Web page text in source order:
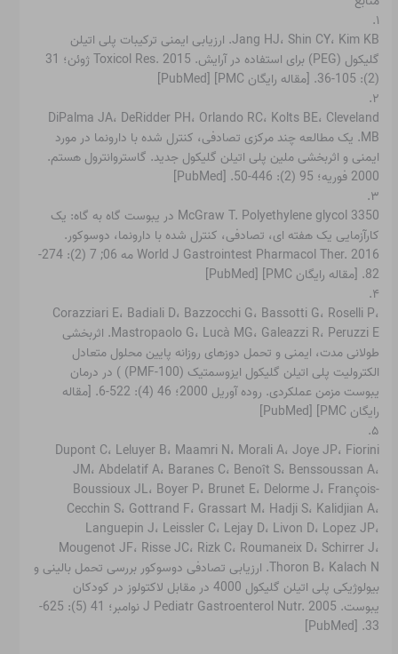
۱.
Jang HJ، Shin CY، Kim KB. ارزیابی ایمنی ترکیبات پلی اتیلن
گلیکول (PEG) برای استفاده در آرایش. Toxicol Res. 2015 ژوئن؛ 31
(2): 105-36. [مقاله رایگان PMC] [PubMed]
۲.
DiPalma JA، DeRidder PH، Orlando RC، Kolts BE، Cleveland
MB. یک مطالعه چند مرکزی تصادفی، کنترل شده با دارونما در مورد
ایمنی و اثربخشی ملین پلی اتیلن گلیکول جدید. گاستروانترول هستم.
2000 فوریه؛ 95 (2): 446-50. [PubMed]
۳.
McGraw T. Polyethylene glycol 3350 در یبوست گاه به گاه: یک
کارآزمایی یک هفته ای، تصادفی، کنترل شده با دارونما، دوسوکور.
World J Gastrointest Pharmacol Ther. 2016 مه 06; 7 (2): 274-
82. [مقاله رایگان PMC] [PubMed]
۴.
Corazziari E، Badiali D، Bazzocchi G، Bassotti G، Roselli P،
Mastropaolo G، Lucà MG، Galeazzi R، Peruzzi E. اثربخشی
طولانی مدت، ایمنی و تحمل دوزهای روزانه پایین محلول متعادل
الکترولیت پلی اتیلن گلیکول ایزوسمتیک (PMF-100) ) در درمان
یبوست مزمن عملکردی. روده آوریل 2000؛ 46 (4): 522-6. [مقاله
رایگان PMC] [PubMed]
۵.
Dupont C، Leluyer B، Maamri N، Morali A، Joye JP، Fiorini
JM، Abdelatif A، Baranes C، Benoît S، Benssoussan A،
Boussioux JL، Boyer P، Brunet E، Delorme J، François-
Cecchin S، Gottrand F، Grassart M، Hadji S، Kalidjian A،
Languepin J، Leissler C، Lejay D، Livon D، Lopez JP،
Mougenot JF، Risse JC، Rizk C، Roumaneix D، Schirrer J،
Thoron B، Kalach N. ارزیابی تصادفی دوسوکور بررسی تحمل بالینی و
بیولوژیکی پلی اتیلن گلیکول 4000 در مقابل لاکتولوز در کودکان
یبوست. J Pediatr Gastroenterol Nutr. 2005 نوامبر؛ 41 (5): 625-
33. [PubMed]